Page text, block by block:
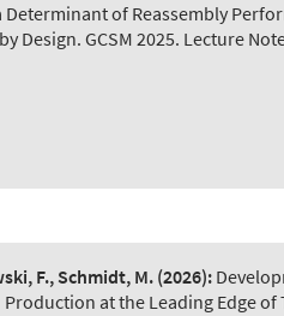
Determinant of Reassembly
Design. GCSM 2025. Lecture
F., Schmidt, M. (2026):
Production at the Leading Edge of